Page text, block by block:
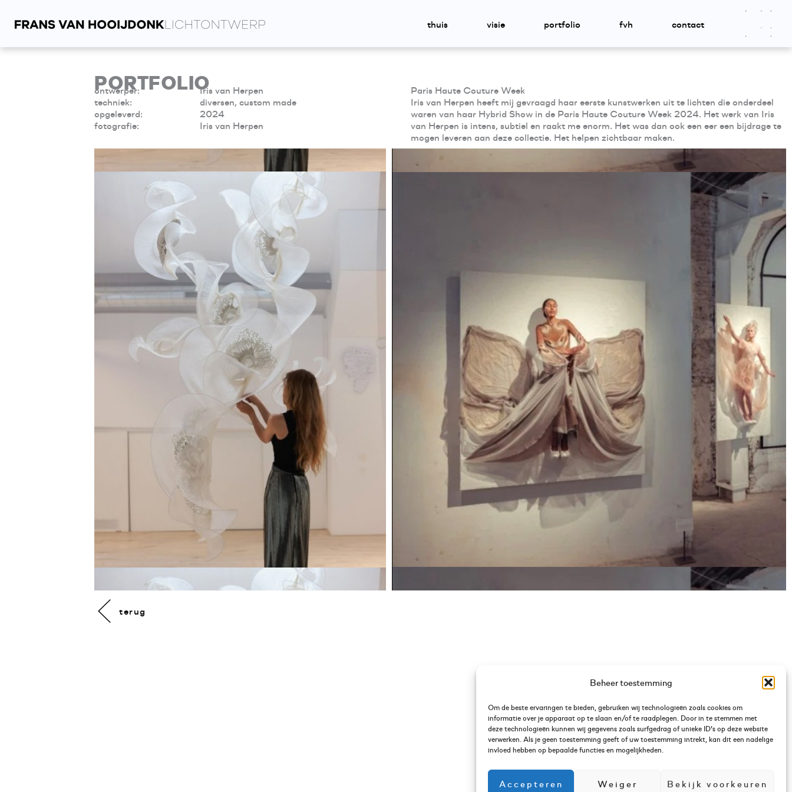
Beheer toestemming
Om de beste ervaringen te bieden, gebruiken wij technologieën zoals cookies om
informatie over je apparaat op te slaan en/of te raadplegen. Door in te stemmen met
deze technologieën kunnen wij gegevens zoals surfgedrag of unieke ID's op deze website
verwerken. Als je geen toestemming geeft of uw toestemming intrekt, kan dit een nadelige
invloed hebben op bepaalde functies en mogelijkheden.
Accepteren Weiger Bekijk voorkeuren
naar
inhoud
thuis visie portfolio fvh contact
PORTFOLIO
ontwerper:
techniek:
opgeleverd:
fotografie:
Iris van Herpen
diversen, custom made
2024
Iris van Herpen
Paris Haute Couture Week
Iris van Herpen heeft mij gevraagd haar eerste kunstwerken uit te lichten die onderdeel
waren van haar Hybrid Show in de Paris Haute Couture Week 2024. Het werk van Iris
van Herpen is intens, subtiel en raakt me enorm. Het was dan ook een eer een bijdrage te
mogen leveren aan deze collectie. Het helpen zichtbaar maken.
terug